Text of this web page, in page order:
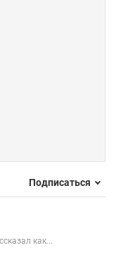
Подписаться
как...